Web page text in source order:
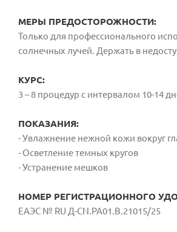
МЕРЫ ПРЕДОСТОРОЖНОСТИ:
Только для профессионального
солнечных лучей. Держать в
КУРС:
3 – 8 процедур с интервалом 10-14
ПОКАЗАНИЯ:
- Увлажнение нежной кожи вокруг
- Осветление темных кругов
- Устранение мешков
НОМЕР РЕГИСТРАЦИОННОГО
ЕАЭС № RU Д-СN.РА01.В.21015/25